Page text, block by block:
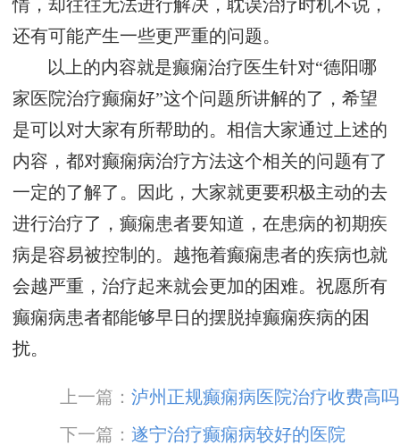
情，却往往无法进行解决，耽误治疗时机不说，
还有可能产生一些更严重的问题。
以上的内容就是癫痫治疗医生针对“德阳哪
家医院治疗癫痫好”这个问题所讲解的了，希望
是可以对大家有所帮助的。相信大家通过上述的
内容，都对癫痫病治疗方法这个相关的问题有了
一定的了解了。因此，大家就更要积极主动的去
进行治疗了，癫痫患者要知道，在患病的初期疾
病是容易被控制的。越拖着癫痫患者的疾病也就
会越严重，治疗起来就会更加的困难。祝愿所有
癫痫病患者都能够早日的摆脱掉癫痫疾病的困
扰。
上一篇：泸州正规癫痫病医院治疗收费高吗
下一篇：遂宁治疗癫痫病较好的医院